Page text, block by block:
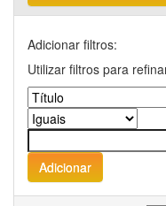
Adicionar filtros:
Utilizar filtros para